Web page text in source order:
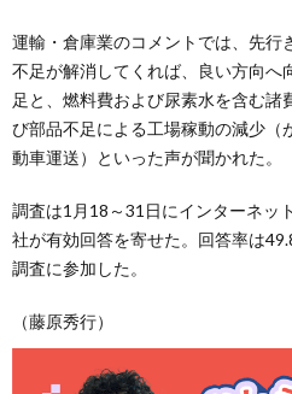
運輸・倉庫業のコメントでは、先行
不足が解消してくれば、良い方向へ
足と、燃料費および尿素水を含む諸
び部品不足による工場稼動の減少（
動車運送）といった声が聞かれた。
調査は1月18～31日にインターネッ
社が有効回答を寄せた。回答率は
調査に参加した。
（藤原秀行）